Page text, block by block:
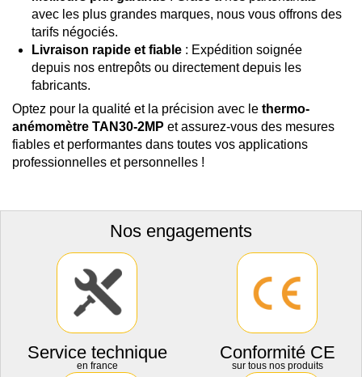
avec les plus grandes marques, nous vous offrons des
tarifs négociés.
Livraison rapide et fiable : Expédition soignée
depuis nos entrepôts ou directement depuis les
fabricants.
Optez pour la qualité et la précision avec le thermo-
anémomètre TAN30-2MP et assurez-vous des mesures
fiables et performantes dans toutes vos applications
professionnelles et personnelles !
Nos engagements
Service technique
en france
Conformité CE
sur tous nos produits